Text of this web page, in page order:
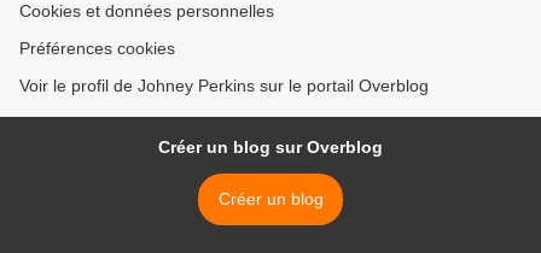
Cookies et données personnelles
Préférences cookies
Voir le profil de Johney Perkins sur le portail Overblog
Créer un blog sur Overblog
Créer un blog